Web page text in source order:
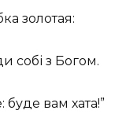
золотая:
собі з Богом.
буде вам хата!”